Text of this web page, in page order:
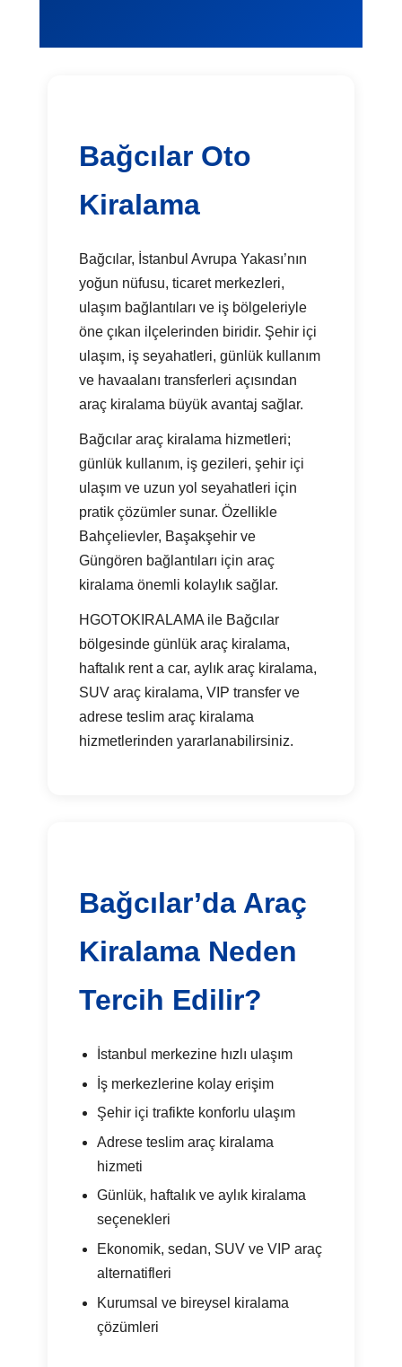
Bağcılar Oto
Kiralama
Bağcılar, İstanbul Avrupa Yakası’nın
yoğun nüfusu, ticaret merkezleri,
ulaşım bağlantıları ve iş bölgeleriyle
öne çıkan ilçelerinden biridir. Şehir içi
ulaşım, iş seyahatleri, günlük kullanım
ve havaalanı transferleri açısından
araç kiralama büyük avantaj sağlar.
Bağcılar araç kiralama hizmetleri;
günlük kullanım, iş gezileri, şehir içi
ulaşım ve uzun yol seyahatleri için
pratik çözümler sunar. Özellikle
Bahçelievler, Başakşehir ve
Güngören bağlantıları için araç
kiralama önemli kolaylık sağlar.
HGOTOKIRALAMA ile Bağcılar
bölgesinde günlük araç kiralama,
haftalık rent a car, aylık araç kiralama,
SUV araç kiralama, VIP transfer ve
adrese teslim araç kiralama
hizmetlerinden yararlanabilirsiniz.
Bağcılar’da Araç
Kiralama Neden
Tercih Edilir?
İstanbul merkezine hızlı ulaşım
İş merkezlerine kolay erişim
Şehir içi trafikte konforlu ulaşım
Adrese teslim araç kiralama
hizmeti
Günlük, haftalık ve aylık kiralama
seçenekleri
Ekonomik, sedan, SUV ve VIP araç
alternatifleri
Kurumsal ve bireysel kiralama
çözümleri